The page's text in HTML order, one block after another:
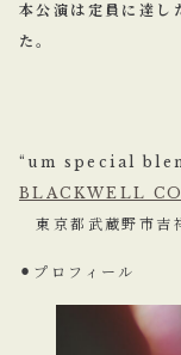
本公演は定員に達し
た。
“um special
BLACKWELL
東京都武蔵野市
⚫︎プロフィール